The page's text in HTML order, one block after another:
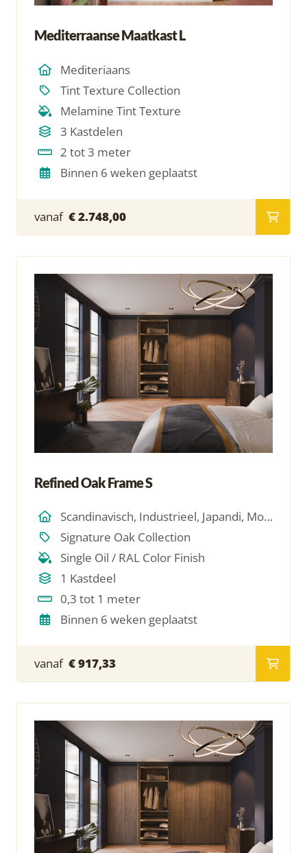
Mediterraanse Maatkast L
Mediteriaans
Tint Texture Collection
Melamine Tint Texture
3 Kastdelen
2 tot 3 meter
Binnen 6 weken geplaatst
vanaf € 2.748,00
Refined Oak Frame S
Scandinavisch, Industrieel, Japandi, Modern, Hotel Chique, Minimalistich
Signature Oak Collection
Single Oil / RAL Color Finish
1 Kastdeel
0,3 tot 1 meter
Binnen 6 weken geplaatst
vanaf € 917,33